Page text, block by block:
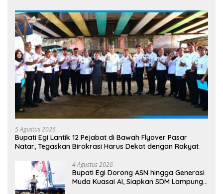
5 Agustus 2026
Bupati Egi Lantik 12 Pejabat di Bawah Flyover Pasar
Natar, Tegaskan Birokrasi Harus Dekat dengan Rakyat
4 Agustus 2026
Bupati Egi Dorong ASN hingga Generasi
Muda Kuasai AI, Siapkan SDM Lampung